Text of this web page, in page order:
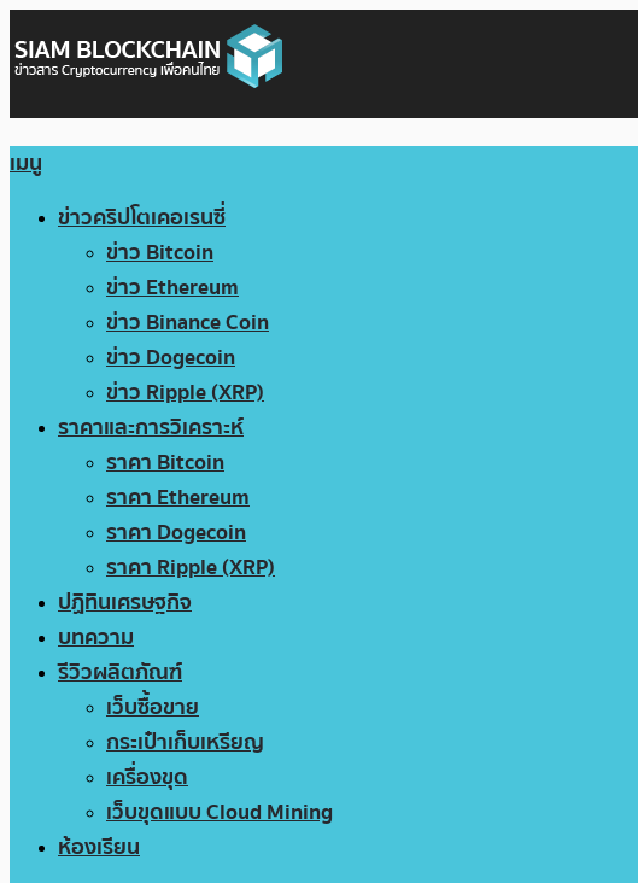
เมนู
ข่าวคริปโตเคอเรนซี่
ข่าว Bitcoin
ข่าว Ethereum
ข่าว Binance Coin
ข่าว Dogecoin
ข่าว Ripple (XRP)
ราคาและการวิเคราะห์
ราคา Bitcoin
ราคา Ethereum
ราคา Dogecoin
ราคา Ripple (XRP)
ปฏิทินเศรษฐกิจ
บทความ
รีวิวผลิตภัณฑ์
เว็บซื้อขาย
กระเป๋าเก็บเหรียญ
เครื่องขุด
เว็บขุดแบบ Cloud Mining
ห้องเรียน